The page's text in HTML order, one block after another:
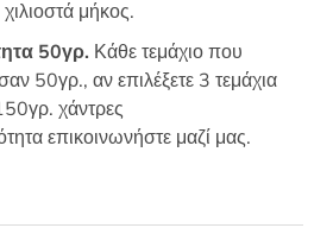
μήκος.
50γρ. Κάθε τεμάχιο που
50γρ., αν επιλέξετε 3 τεμάχια
χάντρες
επικοινωνήστε μαζί μας.